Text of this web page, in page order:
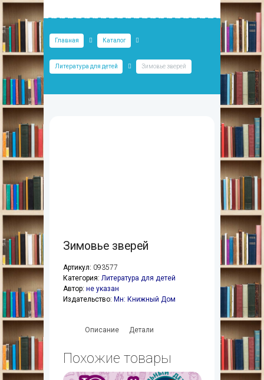
Главная Каталог
Литература для детей Зимовье зверей
Зимовье зверей
Артикул: 093577
Категория: Литература для детей
Автор: не указан
Издательство: Мн: Книжный Дом
Описание Детали
Похожие товары